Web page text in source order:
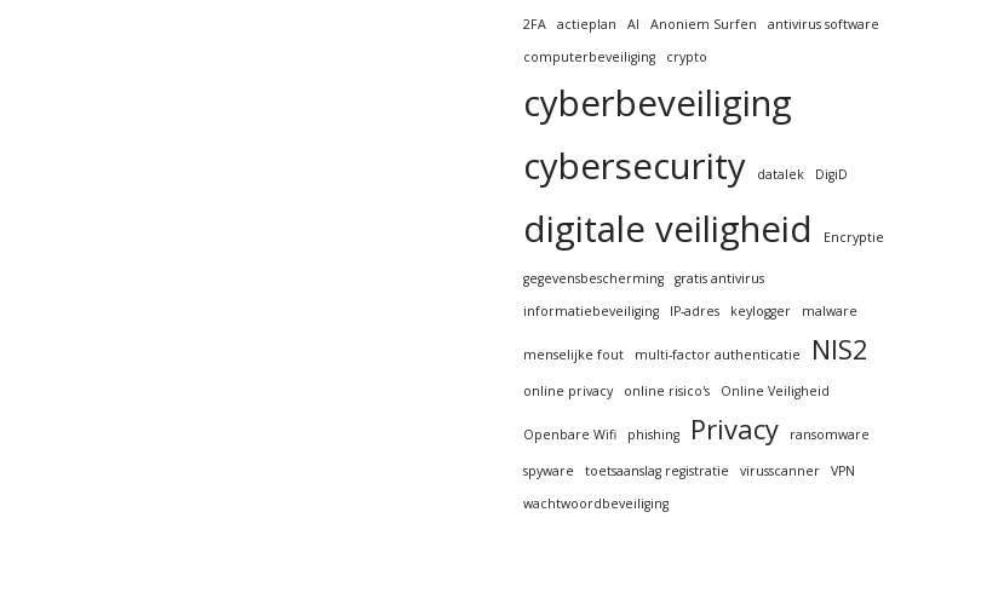
2FA actieplan AI Anoniem Surfen
antivirus software
computerbeveiliging
crypto
cyberbeveiliging
cybersecurity
datalek DigiD
digitale veiligheid Encryptie
gegevensbescherming
gratis antivirus
informatiebeveiliging
IP-adres keylogger malware
menselijke fout multi-factor authenticatie NIS2
online privacy online risico's Online Veiligheid
Openbare Wifi phishing Privacy ransomware
spyware toetsaanslag registratie virusscanner
VPN
wachtwoordbeveiliging